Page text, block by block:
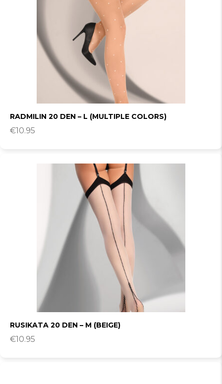
RADMILIN 20 DEN – L (MULTIPLE COLORS)
€10.95
RUSIKATA 20 DEN – M (BEIGE)
€10.95